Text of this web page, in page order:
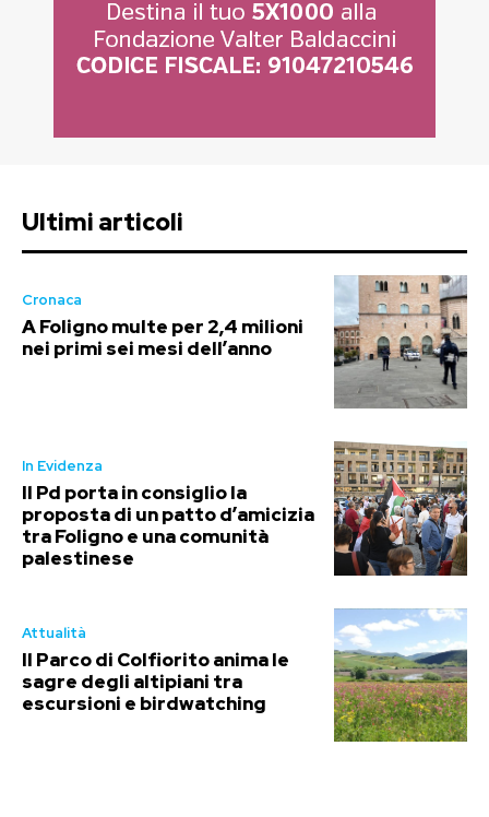
Ultimi articoli
Cronaca
A Foligno multe per 2,4 milioni
nei primi sei mesi dell’anno
In Evidenza
Il Pd porta in consiglio la
proposta di un patto d’amicizia
tra Foligno e una comunità
palestinese
Attualità
Il Parco di Colfiorito anima le
sagre degli altipiani tra
escursioni e birdwatching